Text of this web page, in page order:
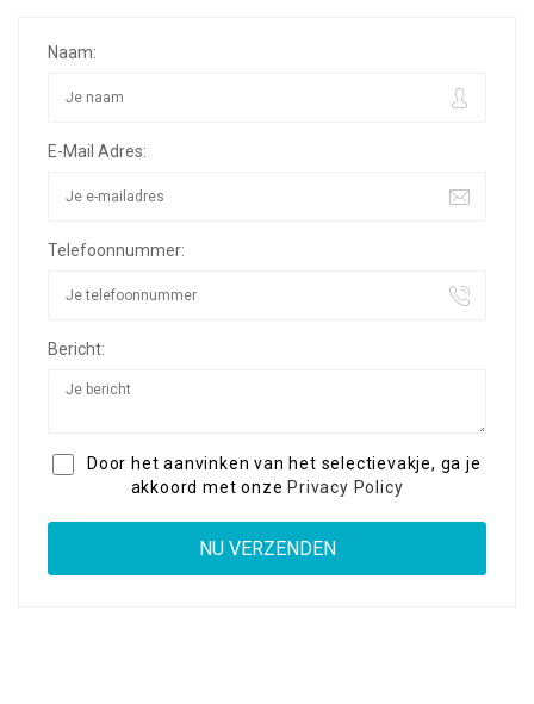
Naam:
E-Mail Adres:
Telefoonnummer:
Bericht:
Door het aanvinken van het selectievakje, ga je
akkoord met onze Privacy Policy